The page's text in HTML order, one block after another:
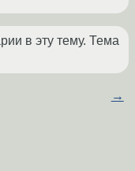
в эту тему. Тема
→